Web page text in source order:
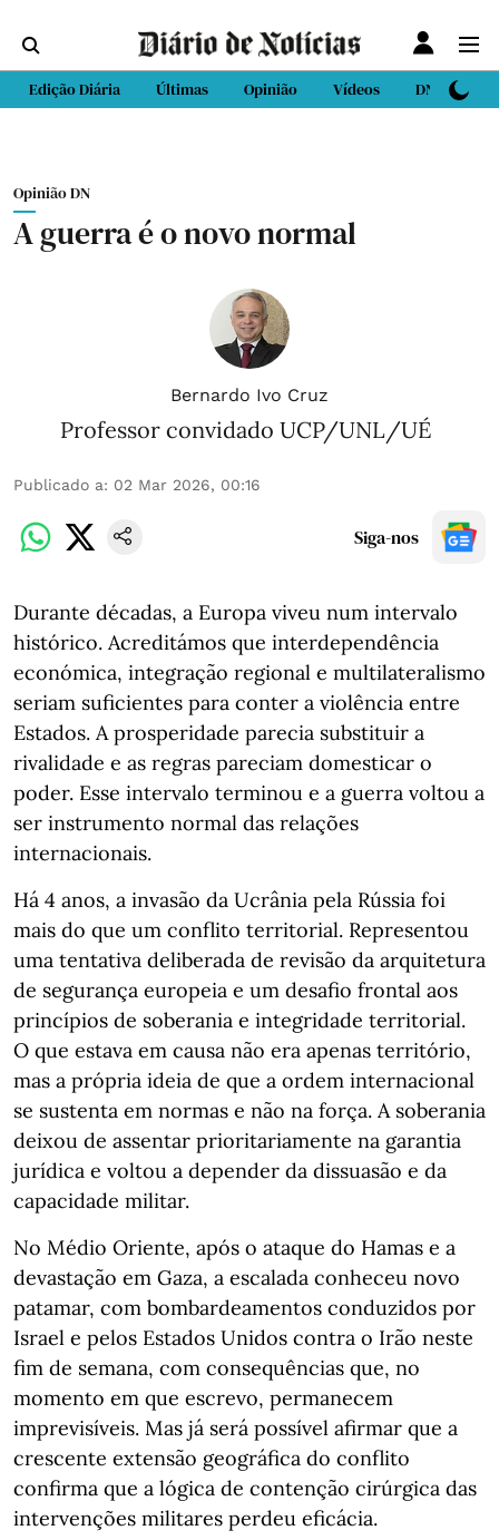
Edição Diária Últimas Opinião Vídeos DN Sport
Opinião DN
A guerra é o novo normal
Bernardo Ivo Cruz
Professor convidado UCP/UNL/UÉ
Publicado a: 02 Mar 2026, 00:16
Siga-nos
Durante décadas, a Europa viveu num intervalo
histórico. Acreditámos que interdependência
económica, integração regional e multilateralismo
seriam suficientes para conter a violência entre
Estados. A prosperidade parecia substituir a
rivalidade e as regras pareciam domesticar o
poder. Esse intervalo terminou e a guerra voltou a
ser instrumento normal das relações
internacionais.
Há 4 anos, a invasão da Ucrânia pela Rússia foi
mais do que um conflito territorial. Representou
uma tentativa deliberada de revisão da arquitetura
de segurança europeia e um desafio frontal aos
princípios de soberania e integridade territorial.
O que estava em causa não era apenas território,
mas a própria ideia de que a ordem internacional
se sustenta em normas e não na força. A soberania
deixou de assentar prioritariamente na garantia
jurídica e voltou a depender da dissuasão e da
capacidade militar.
No Médio Oriente, após o ataque do Hamas e a
devastação em Gaza, a escalada conheceu novo
patamar, com bombardeamentos conduzidos por
Israel e pelos Estados Unidos contra o Irão neste
fim de semana, com consequências que, no
momento em que escrevo, permanecem
imprevisíveis. Mas já será possível afirmar que a
crescente extensão geográfica do conflito
confirma que a lógica de contenção cirúrgica das
intervenções militares perdeu eficácia.